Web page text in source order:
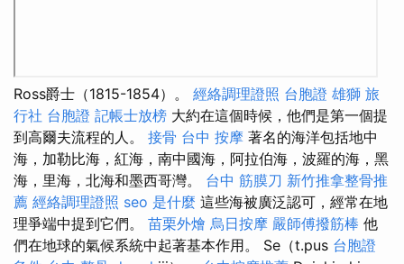
Ross爵士（1815-1854）。 經絡調理證照 台胞證 雄獅 旅
行社 台胞證 記帳士放榜 大約在這個時候，他們是第一個提
到高爾夫流程的人。 接骨 台中 按摩 著名的海洋包括地中
海，加勒比海，紅海，南中國海，阿拉伯海，波羅的海，黑
海，里海，北海和墨西哥灣。 台中 筋膜刀 新竹推拿整骨推
薦 經絡調理證照 seo 是什麼 這些海被廣泛認可，經常在地
理爭端中提到它們。 苗栗外燴 烏日按摩 嚴師傅撥筋棒 他
們在地球的氣候系統中起著基本作用。 Se（t.pus 台胞證